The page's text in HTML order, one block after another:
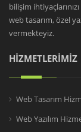
bilişim
web tasarım, özel
vermekteyiz.
HİZMETLERİMİZ
Web Tasarım
Web Yazılım